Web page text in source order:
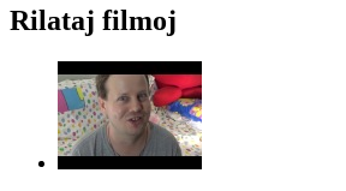
Rilataj filmoj